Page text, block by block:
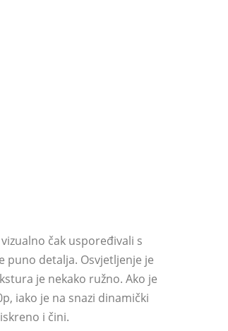
čak uspoređivali s
puno detalja. Osvjetljenje je
je nekako ružno. Ako je
iako je na snazi ​​dinamički
i čini.